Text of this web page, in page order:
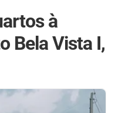
à
Bela Vista I,